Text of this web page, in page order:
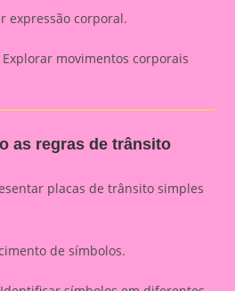
expressão corporal.
Explorar movimentos corporais
as regras de trânsito
placas de trânsito simples
de símbolos.